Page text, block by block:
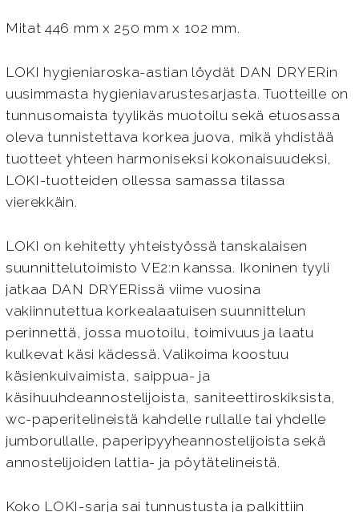
Mitat 446 mm x 250 mm x 102 mm.
LOKI hygieniaroska-astian löydät DAN DRYERin
uusimmasta hygieniavarustesarjasta. Tuotteille on
tunnusomaista tyylikäs muotoilu sekä etuosassa
oleva tunnistettava korkea juova, mikä yhdistää
tuotteet yhteen harmoniseksi kokonaisuudeksi,
LOKI-tuotteiden ollessa samassa tilassa
vierekkäin.
LOKI on kehitetty yhteistyössä tanskalaisen
suunnittelutoimisto VE2:n kanssa. Ikoninen tyyli
jatkaa DAN DRYERissä viime vuosina
vakiinnutettua korkealaatuisen suunnittelun
perinnettä, jossa muotoilu, toimivuus ja laatu
kulkevat käsi kädessä. Valikoima koostuu
käsienkuivaimista, saippua- ja
käsihuuhdeannostelijoista, saniteettiroskiksista,
wc-paperitelineistä kahdelle rullalle tai yhdelle
jumborullalle, paperipyyheannostelijoista sekä
annostelijoiden lattia- ja pöytätelineistä.
Koko LOKI-sarja sai tunnustusta ja palkittiin